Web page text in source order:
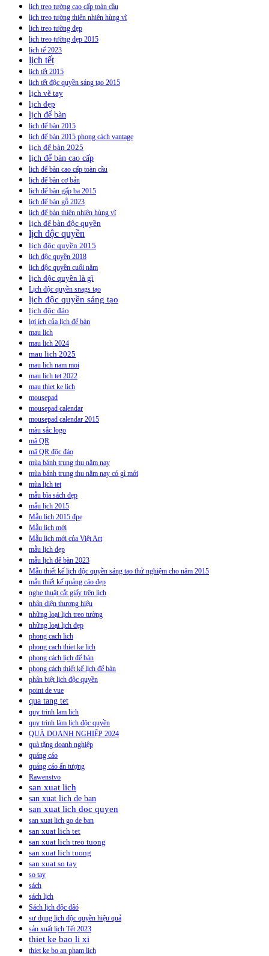
lịch treo tường cao cấp toàn cầu
lịch treo tường thiên nhiên hùng vĩ
lịch treo tường đẹp
lịch treo tường đẹp 2015
lịch tế 2023
lịch tết
lịch tết 2015
lịch tết độc quyền sáng tạo 2015
lịch vẽ tay
lịch đẹp
lịch để bàn
lịch để bàn 2015
lịch để bàn 2015 phong cách vantage
lịch để bàn 2025
lịch để bàn cao cấp
lịch để bàn cao cấp toàn cầu
lịch để bàn cơ bản
lịch để bàn gấp ba 2015
lịch để bàn gỗ 2023
lịch để bàn thiên nhiên hùng vĩ
lịch để bàn độc quyền
lịch độc quyền
lịch độc quyền 2015
lịch độc quyền 2018
lịch độc quyền cuối năm
lịch độc quyền là gì
Lịch độc quyền snags tạo
lịch độc quyền sáng tạo
lịch độc đáo
lợi ích của lịch để bàn
mau lich
mau lich 2024
mau lich 2025
mau lich nam moi
mau lich tet 2022
mau thiet ke lich
mousepad
mousepad calendar
mousepad calendar 2015
màu sắc logo
mã QR
mã QR độc đáo
mùa bánh trung thu năm nay
mùa bánh trung thu năm nay có gì mới
mùa lịch tet
mẫu bìa sách đẹp
mẫu lịch 2015
Mẫu lịch 2015 đpẹ
Mẫu lịch mới
Mẫu lịch mới của Việt Art
mẫu lịch đẹp
mẫu lịch để bàn 2023
Mẫu thiết kế lịch độc quyền sáng tạo thử nghiệm cho năm 2015
mẫu thiết kế quảng cáo đẹp
nghe thuật cắt giấy trên lịch
nhận diện thương hiệu
những loại lịch treo tường
những loại lịch đẹp
phong cach lich
phong cach thiet ke lich
phong cách lịch để bàn
phong cách thiết kế lịch để bàn
phân biệt lịch độc quyền
point de vue
qua tang tet
quy trinh lam lich
quy trình làm lịch độc quyền
QUÀ DOANH NGHIỆP 2024
quà tặng doanh nghiệp
quảng cáo
quảng cáo ấn tượng
Rawenstvo
san xuat lich
san xuat lich de ban
san xuat lich doc quyen
san xuat lich go de ban
san xuat lich tet
san xuat lich treo tuong
san xuat lich tuong
san xuat so tay
so tay
sách
sách lịch
Sách lịch độc đâó
sư dụng lịch độc quyền hiệu quả
sản xuất lịch Tết 2023
thiet ke bao li xi
thiet ke bo an pham lich